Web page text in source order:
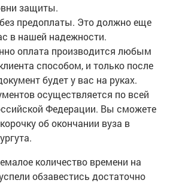
защиты.
предоплаты. Это должно еще
в нашей надежности.
оплата производится любым
способом, и только после
будет у вас на руках.
осуществляется по всей
Федерации. Вы сможете
об окончании вуза в
количество времени на
обзавестись достаточно